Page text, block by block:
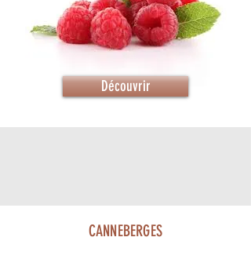
Découvrir
CANNEBERGES